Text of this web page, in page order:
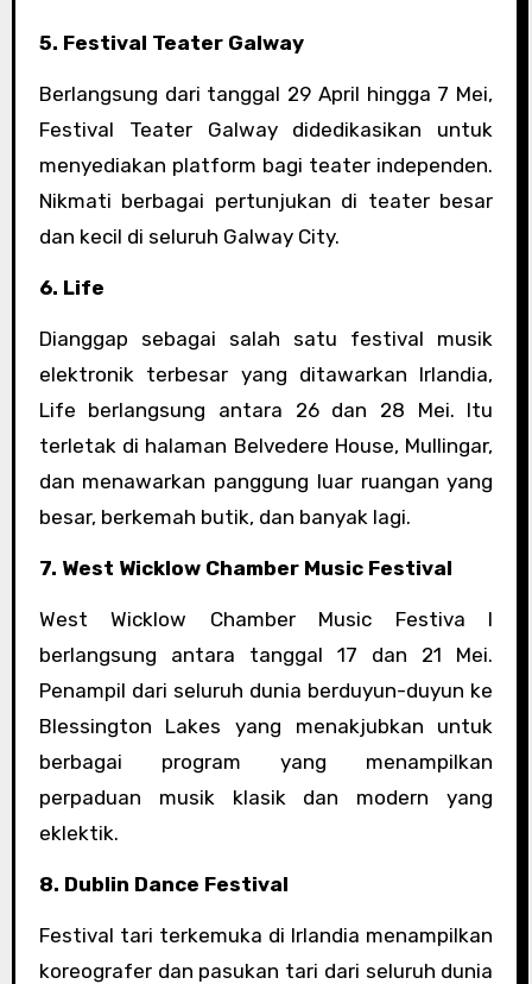
5. Festival Teater Galway
Berlangsung dari tanggal 29 April hingga 7 Mei,
Festival Teater Galway didedikasikan untuk
menyediakan platform bagi teater independen.
Nikmati berbagai pertunjukan di teater besar
dan kecil di seluruh Galway City.
6. Life
Dianggap sebagai salah satu festival musik
elektronik terbesar yang ditawarkan Irlandia,
Life berlangsung antara 26 dan 28 Mei. Itu
terletak di halaman Belvedere House, Mullingar,
dan menawarkan panggung luar ruangan yang
besar, berkemah butik, dan banyak lagi.
7. West Wicklow Chamber Music Festival
West Wicklow Chamber Music Festiva l
berlangsung antara tanggal 17 dan 21 Mei.
Penampil dari seluruh dunia berduyun-duyun ke
Blessington Lakes yang menakjubkan untuk
berbagai program yang menampilkan
perpaduan musik klasik dan modern yang
eklektik.
8. Dublin Dance Festival
Festival tari terkemuka di Irlandia menampilkan
koreografer dan pasukan tari dari seluruh dunia